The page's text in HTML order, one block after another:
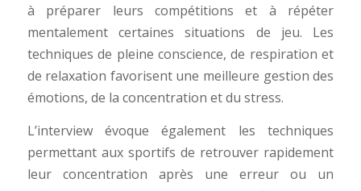
à préparer leurs compétitions et à répéter
mentalement certaines situations de jeu. Les
techniques de pleine conscience, de respiration et
de relaxation favorisent une meilleure gestion des
émotions, de la concentration et du stress.
L’interview évoque également les techniques
permettant aux sportifs de retrouver rapidement
leur concentration après une erreur ou un